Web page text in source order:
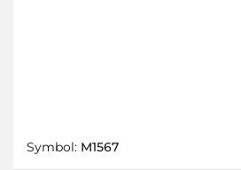
Symbol: M1567